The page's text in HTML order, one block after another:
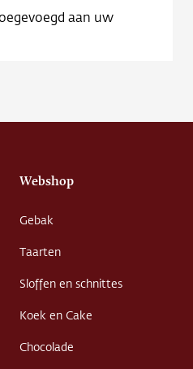
aan uw
Webshop
Gebak
Taarten
Sloffen en schnittes
Koek en Cake
Chocolade